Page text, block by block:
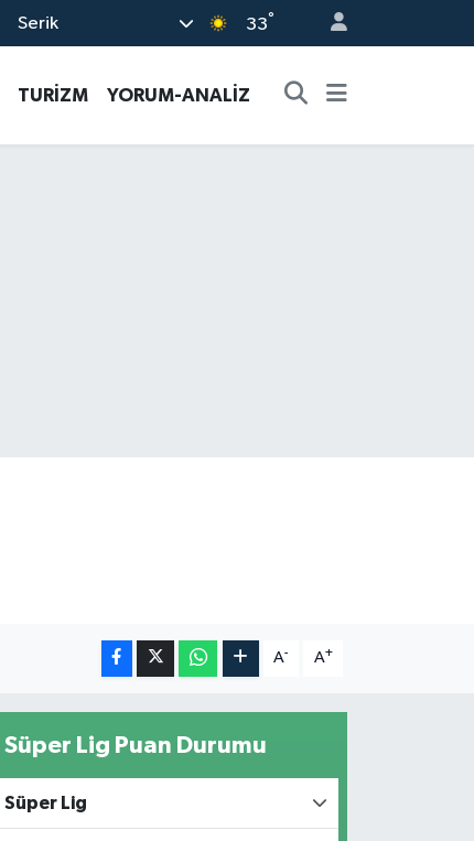
Serik 33°
TURİZM YORUM-ANALİZ
A- A+
Süper Lig Puan Durumu
Süper Lig